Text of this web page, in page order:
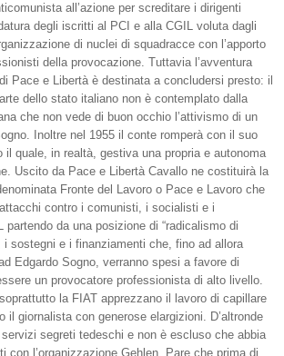
all’azione per screditare i dirigenti
degli iscritti al PCI e alla CGIL voluta dagli
di nuclei di squadracce con l’apporto
della provocazione. Tuttavia l’avventura
Pace e Libertà è destinata a concludersi presto: il
dello stato italiano non è contemplato dalla
che non vede di buon occhio l’attivismo di un
Inoltre nel 1955 il conte romperà con il suo
il quale, in realtà, gestiva una propria e autonoma
Uscito da Pace e Libertà Cavallo ne costituirà la
Fronte del Lavoro o Pace e Lavoro che
contro i comunisti, i socialisti e i
partendo da una posizione di “radicalismo di
i sostegni e i finanziamenti che, fino ad allora
Edgardo Sogno, verranno spesi a favore di
un provocatore professionista di alto livello.
la FIAT apprezzano il lavoro di capillare
il giornalista con generose elargizioni. D’altronde
segreti tedeschi e non è escluso che abbia
con l’organizzazione Gehlen. Pare che prima di